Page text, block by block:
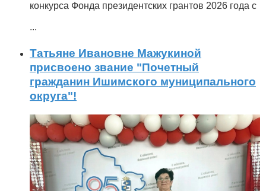
конкурса Фонда президентских грантов 2026 года с
...
Татьяне Ивановне Мажукиной
присвоено звание "Почетный
гражданин Ишимского муниципального
округа"!